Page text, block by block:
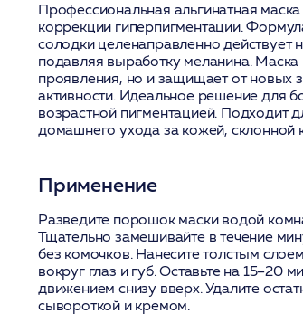
Профессиональная альгинатная
коррекции гиперпигментации.
солодки целенаправленно действует
подавляя выработку меланина.
проявления, но и защищает от новых
активности. Идеальное решение для
возрастной пигментацией. Подходит
домашнего ухода за кожей, склонной
Применение
Разведите порошок маски водой
Тщательно замешивайте в течение
без комочков. Нанесите толстым
вокруг глаз и губ. Оставьте на 15–20
движением снизу вверх. Удалите
сывороткой и кремом.